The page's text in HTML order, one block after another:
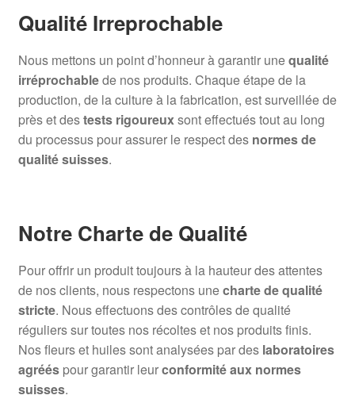
Qualité Irreprochable
Nous mettons un point d’honneur à garantir unequalité
irréprochablede nos produits. Chaque étape de la
production, de la culture à la fabrication, est surveillée de
près et destests rigoureuxsont effectués tout au long
du processus pour assurer le respect des normes de
qualité suisses.
Notre Charte de Qualité
Pour offrir un produit toujours à la hauteur des attentes
de nos clients, nous respectons unecharte de qualité
stricte. Nous effectuons des contrôles de qualité
réguliers sur toutes nos récoltes et nos produits finis.
Nos fleurs et huiles sont analysées par des laboratoires
agrééspour garantir leurconformité aux normes
suisses.